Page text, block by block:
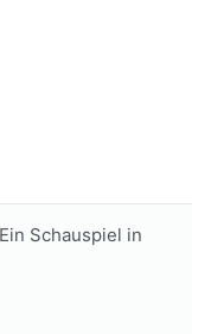
Schauspiel in